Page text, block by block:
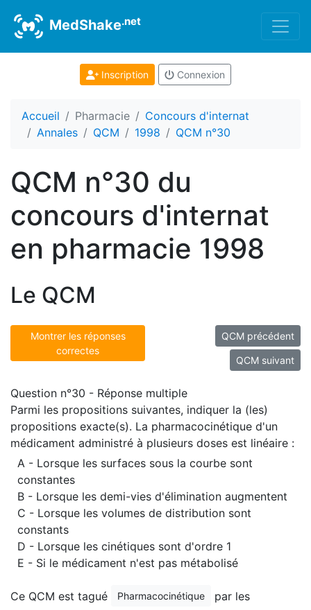
MedShake.net
Inscription Connexion
Accueil Pharmacie
Concours d'internat
Annales
QCM 1998 QCM n°30
QCM n°30 du
concours d'internat
en pharmacie 1998
Le QCM
Montrer les réponses
correctes
QCM précédent
QCM suivant
Question n°30 - Réponse multiple
Parmi les propositions suivantes, indiquer la (les)
propositions exacte(s). La pharmacocinétique d'un
médicament administré à plusieurs doses est linéaire :
A - Lorsque les surfaces sous la courbe sont
constantes
B - Lorsque les demi-vies d'élimination augmentent
C - Lorsque les volumes de distribution sont
constants
D - Lorsque les cinétiques sont d'ordre 1
E - Si le médicament n'est pas métabolisé
Ce QCM est tagué Pharmacocinétique
par les